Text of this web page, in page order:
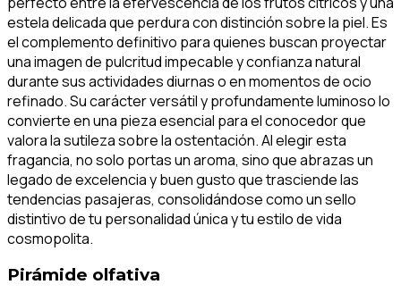
estela delicada que perdura con distinción sobre la piel. Es
el complemento definitivo para quienes buscan proyectar
una imagen de pulcritud impecable y confianza natural
durante sus actividades diurnas o en momentos de ocio
refinado. Su carácter versátil y profundamente luminoso lo
convierte en una pieza esencial para el conocedor que
valora la sutileza sobre la ostentación. Al elegir esta
fragancia, no solo portas un aroma, sino que abrazas un
legado de excelencia y buen gusto que trasciende las
tendencias pasajeras, consolidándose como un sello
distintivo de tu personalidad única y tu estilo de vida
cosmopolita.
Pirámide olfativa